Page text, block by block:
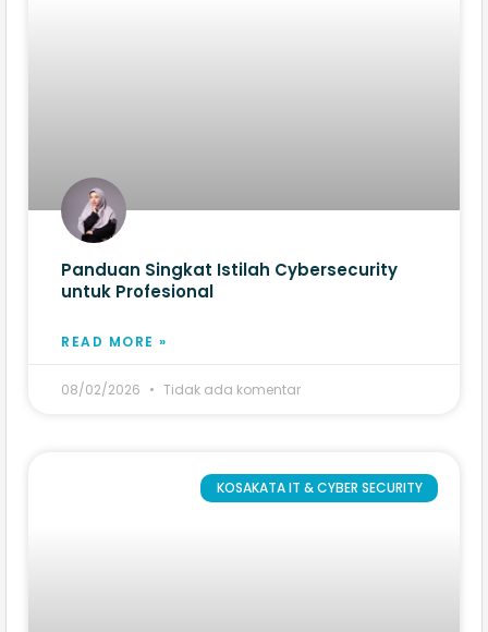
Panduan Singkat Istilah Cybersecurity
untuk Profesional
READ MORE »
08/02/2026 Tidak ada komentar
KOSAKATA IT & CYBER SECURITY